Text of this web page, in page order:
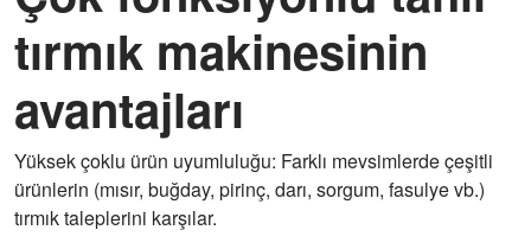
tırmık makinesinin
avantajları
Yüksek çoklu ürün uyumluluğu: Farklı mevsimlerde çeşitli
ürünlerin (mısır, buğday, pirinç, darı, sorgum, fasulye vb.)
tırmık taleplerini karşılar.